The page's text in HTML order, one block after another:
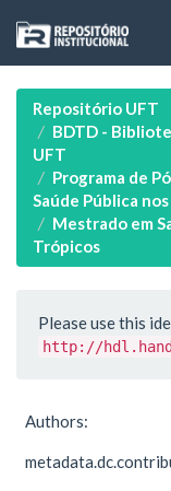
navigation
Repositório UFT
BDTD -
UFT
Programa de
Saúde Pública
Mestrado em
Trópicos
Please use this
http://
Authors: